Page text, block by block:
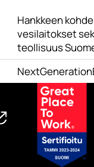
Hankkeen
vesilaitokset
teollisuus